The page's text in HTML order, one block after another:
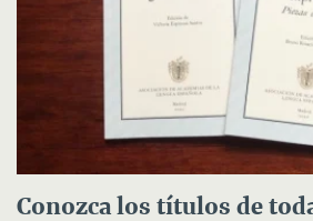
Conozca los títulos de